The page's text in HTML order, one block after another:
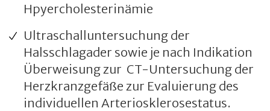
Hpyercholesterinämie
Ultraschalluntersuchung der
Halsschlagader sowie je nach Indikation
Überweisung zur CT-Untersuchung der
Herzkranzgefäße zur Evaluierung des
individuellen Arteriosklerosestatus.